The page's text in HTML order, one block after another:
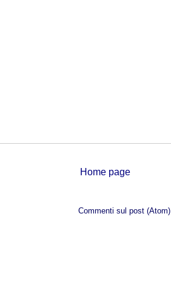
Home page
Commenti sul post (Atom)